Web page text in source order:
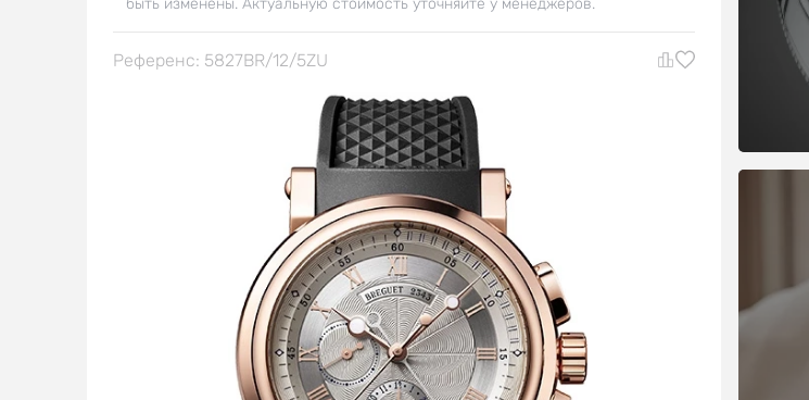
быть изменены. Актуальную стоимость уточняйте у менеджеров.
Референс: 5827BR/12/5ZU